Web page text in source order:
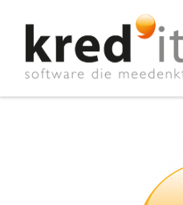
Ga naar inhoud